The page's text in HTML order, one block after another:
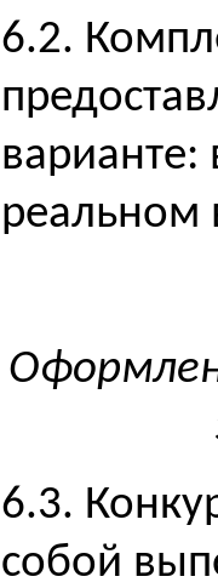
6.2.
реальном
6.3.
собой